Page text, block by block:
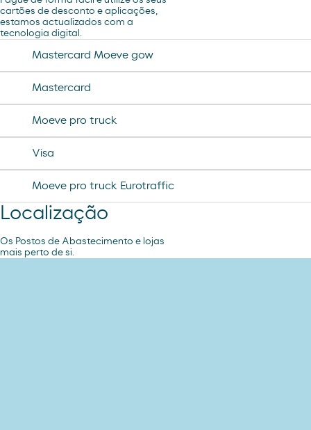
tampax compak
desodorante spray axe
jamon curado navidul
chorizo revilla
helado magnun
helado calippo
cartões de desconto e aplicações,
estamos actualizados com a
tecnologia digital.
Mastercard Moeve gow
Mastercard
Moeve pro truck
Visa
Moeve pro truck Eurotraffic
Localização
Os Postos de Abastecimento e lojas
mais perto de si.